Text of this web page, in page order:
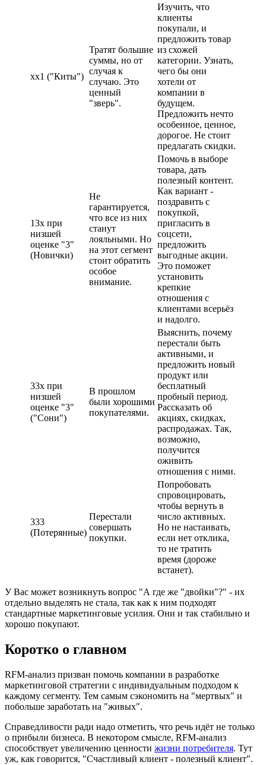
xx1 ("Киты")
Тратят большие
суммы, но от
случая к
случаю. Это
ценный
"зверь".
Изучить, что
клиенты
покупали, и
предложить товар
из схожей
категории. Узнать,
чего бы они
хотели от
компании в
будущем.
Предложить нечто
особенное, ценное,
дорогое. Не стоит
предлагать скидки.
13х при
низшей
оценке "3"
(Новички)
Не
гарантируется,
что все из них
станут
лояльными. Но
на этот сегмент
стоит обратить
особое
внимание.
Помочь в выборе
товара, дать
полезный контент.
Как вариант -
поздравить с
покупкой,
пригласить в
соцсети,
предложить
выгодные акции.
Это поможет
установить
крепкие
отношения с
клиентами всерьёз
и надолго.
33х при
низшей
оценке "3"
("Сони")
В прошлом
были хорошими
покупателями.
Выяснить, почему
перестали быть
активными, и
предложить новый
продукт или
бесплатный
пробный период.
Рассказать об
акциях, скидках,
распродажах. Так,
возможно,
получится
оживить
отношения с ними.
333
(Потерянные)
Перестали
совершать
покупки.
Попробовать
спровоцировать,
чтобы вернуть в
число активных.
Но не настаивать,
если нет отклика,
то не тратить
время (дороже
встанет).
У Вас может возникнуть вопрос "А где же "двойки"?" - их
отдельно выделять не стала, так как к ним подходят
стандартные маркетинговые усилия. Они и так стабильно и
хорошо покупают.
Коротко о главном
RFM-анализ призван помочь компании в разработке
маркетинговой стратегии с индивидуальным подходом к
каждому сегменту. Тем самым сэкономить на "мертвых" и
побольше заработать на "живых".
Справедливости ради надо отметить, что речь идёт не только
о прибыли бизнеса. В некотором смысле, RFM-анализ
способствует увеличению ценности жизни потребителя. Тут
уж, как говорится, "Счастливый клиент - полезный клиент".